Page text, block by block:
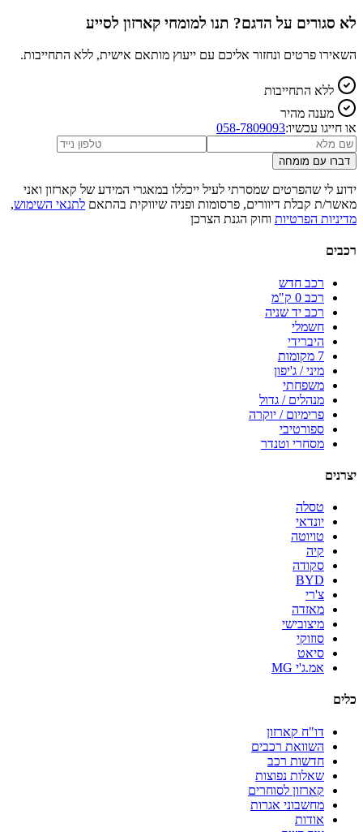
לא סגורים על הדגם? תנו למומחי קארזון לסייע
השאירו פרטים ונחזור אליכם עם ייעוץ מותאם אישית, ללא התחייבות.
ללא התחייבות
מענה מהיר
או חייגו עכשיו:058-7809093
דברו עם מומחה
ידוע לי שהפרטים שמסרתי לעיל ייכללו במאגרי המידע של קארזון ואני
מאשר/ת קבלת דיוורים, פרסומות ופניה שיווקית בהתאם לתנאי השימוש,
מדיניות הפרטיות וחוק הגנת הצרכן
רכבים
רכב חדש
רכב 0 ק"מ
רכב יד שניה
חשמלי
היברידי
7 מקומות
מיני / ג'יפון
משפחתי
מנהלים / גדול
פרימיום / יוקרה
ספורטיבי
מסחרי וטנדר
יצרנים
טסלה
יונדאי
טויוטה
קיה
סקודה
BYD
צ'רי
מאזדה
מיצובישי
סוזוקי
סיאט
אמ.ג'י MG
כלים
דו"ח קארזון
השוואת רכבים
חדשות רכב
שאלות נפוצות
קארזון לסוחרים
מחשבוני אגרות
אודות